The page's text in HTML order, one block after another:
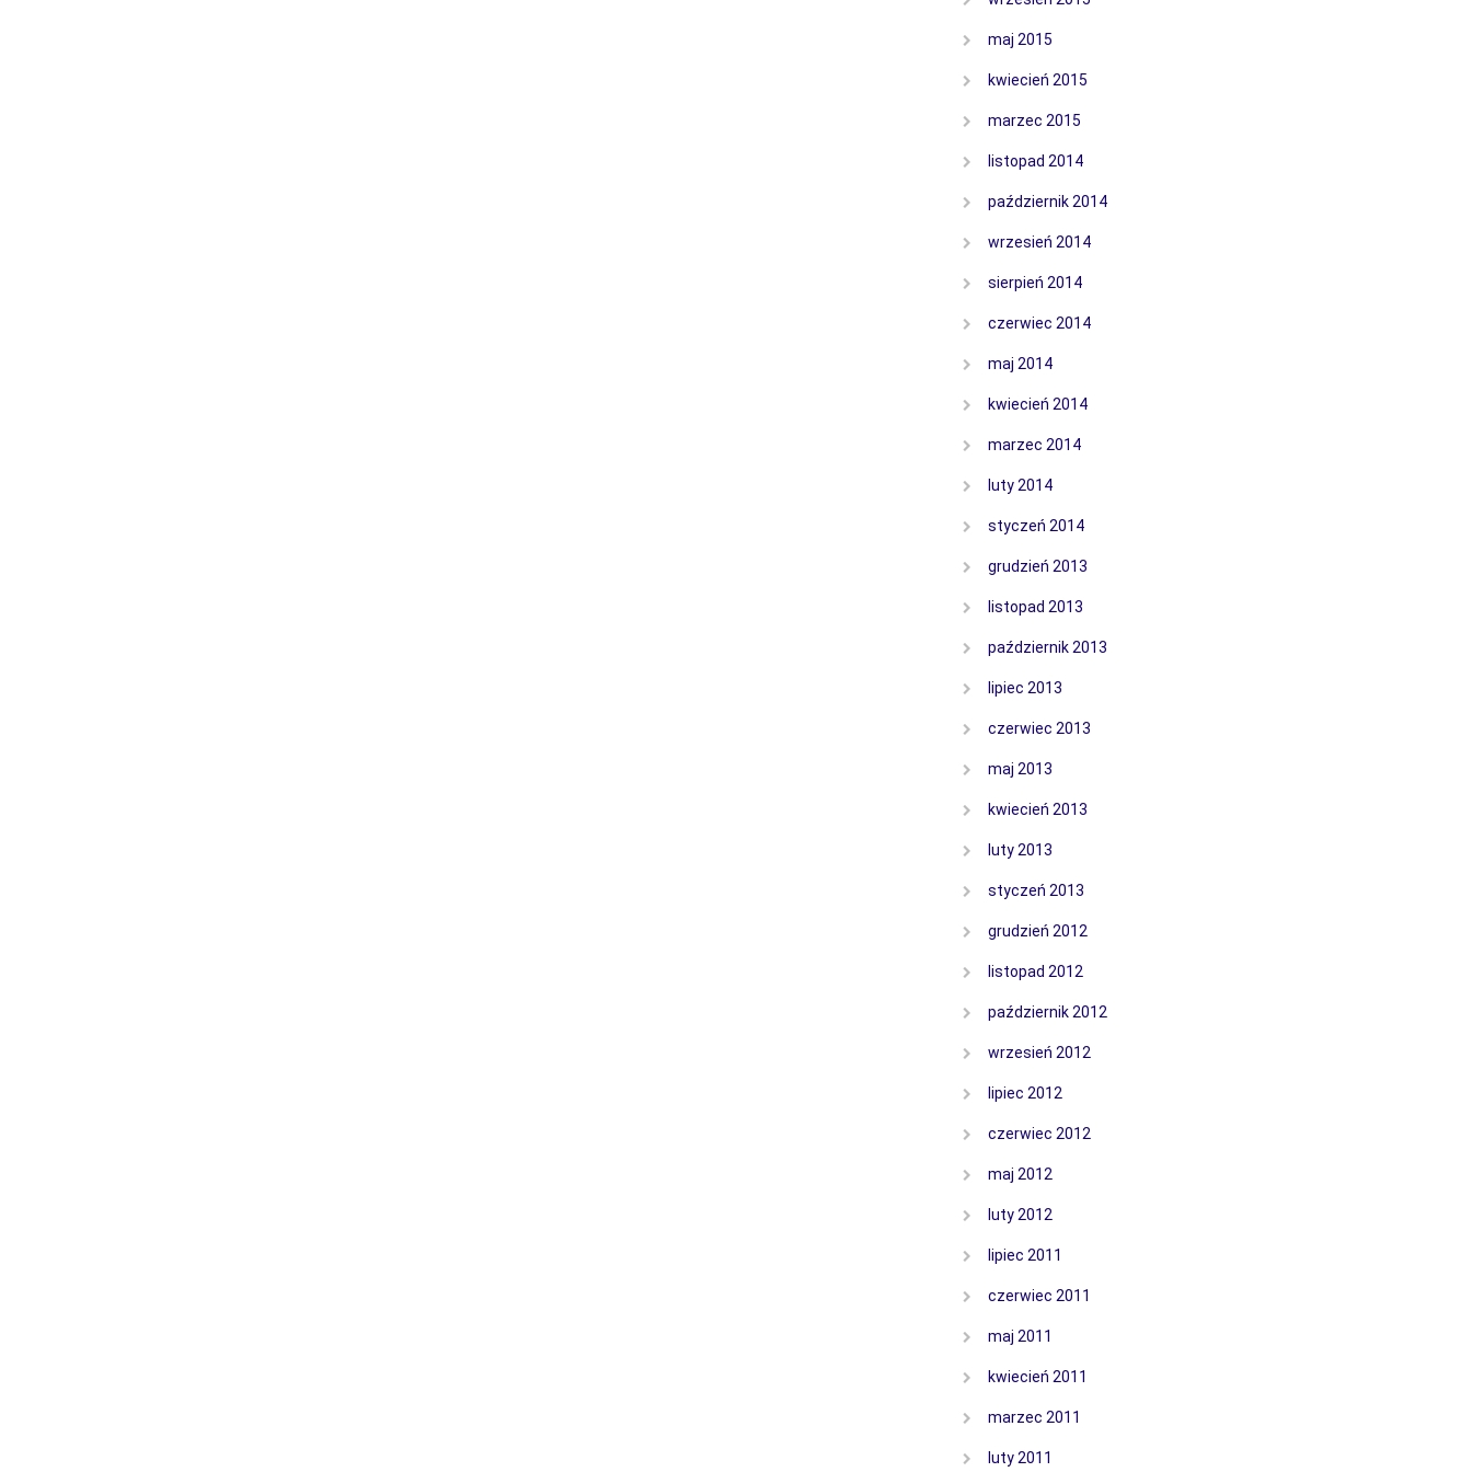
maj 2015
kwiecień 2015
marzec 2015
listopad 2014
październik 2014
wrzesień 2014
sierpień 2014
czerwiec 2014
maj 2014
kwiecień 2014
marzec 2014
luty 2014
styczeń 2014
grudzień 2013
listopad 2013
październik 2013
lipiec 2013
czerwiec 2013
maj 2013
kwiecień 2013
luty 2013
styczeń 2013
grudzień 2012
listopad 2012
październik 2012
wrzesień 2012
lipiec 2012
czerwiec 2012
maj 2012
luty 2012
lipiec 2011
czerwiec 2011
maj 2011
kwiecień 2011
marzec 2011
luty 2011